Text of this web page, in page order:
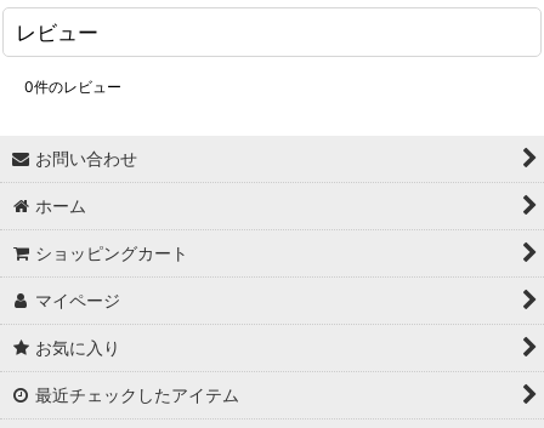
レビュー
0件のレビュー
お問い合わせ
ホーム
ショッピングカート
マイページ
お気に入り
最近チェックしたアイテム